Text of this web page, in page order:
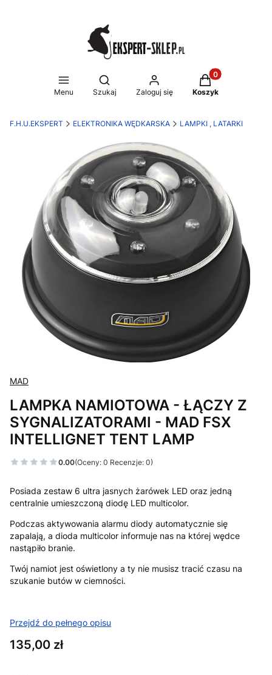
Menu
Otwórz wyszukiwarkę
Szukaj Zaloguj się
Produkty w
Koszyk
F.H.U.EKSPERT ELEKTRONIKA WĘDKARSKA LAMPKI , LATARKI
MAD
LAMPKA NAMIOTOWA - ŁĄCZY Z
SYGNALIZATORAMI - MAD FSX
INTELLIGNET TENT LAMP
0.00(Oceny: 0 Recenzje: 0)
Posiada zestaw 6 ultra jasnych żarówek LED oraz jedną
centralnie umieszczoną diodę LED multicolor.
Podczas aktywowania alarmu diody automatycznie się
zapalają, a dioda multicolor informuje nas na której wędce
nastąpiło branie.
Twój namiot jest oświetlony a ty nie musisz tracić czasu na
szukanie butów w ciemności.
Przejdź do pełnego opisu
Cena
135,00 zł